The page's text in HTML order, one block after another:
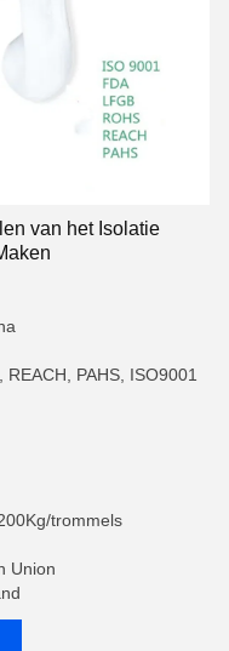
van het Isolatie
PAHS, ISO9001
trommels
Union